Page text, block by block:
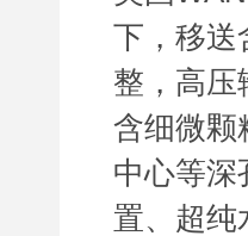
下，移送
整，高压
含细微颗
中心等深
置、超纯